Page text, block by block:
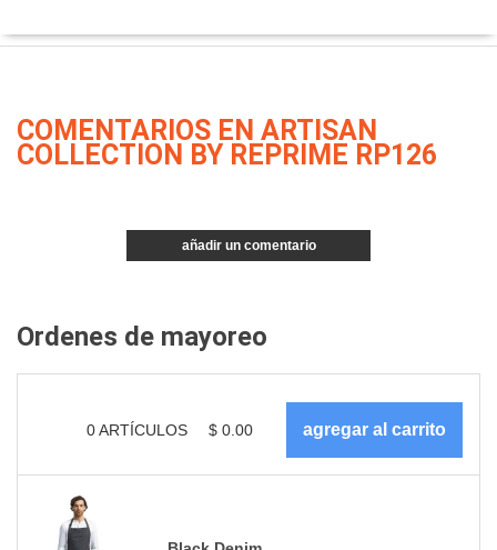
COMENTARIOS EN ARTISAN
COLLECTION BY REPRIME RP126
añadir un comentario
Ordenes de mayoreo
0ARTÍCULOS $ 0.00